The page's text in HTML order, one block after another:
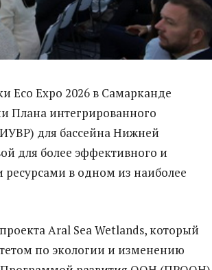
Eco Expo 2026 в Самарканде
Плана интегрированного
для бассейна Нижней
для более эффективного и
в одном из наиболее
Aral Sea Wetlands, который
по экологии и изменению